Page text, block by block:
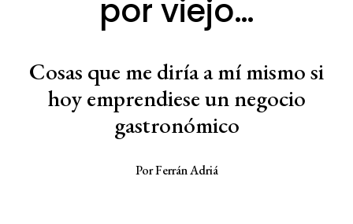
por viejo…
Cosas que me diría a mí mismo si
hoy emprendiese un negocio
gastronómico
Por Ferrán Adriá